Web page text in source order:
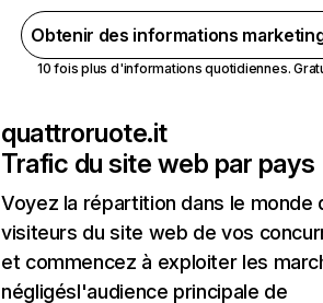
Obtenir des informations
10 fois plus d'informations quotidiennes.
quattroruote.it
Trafic du site web par pays
Voyez la répartition dans le monde
visiteurs du site web de vos
et commencez à exploiter les
négligésl'audience principale de